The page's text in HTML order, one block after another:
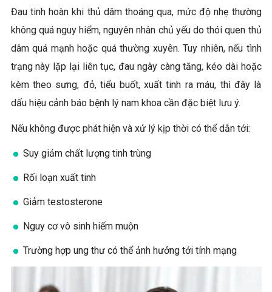
Đau tinh hoàn khi thủ dâm thoáng qua, mức độ nhẹ thường
không quá nguy hiểm, nguyên nhân chủ yếu do thói quen thủ
dâm quá mạnh hoặc quá thường xuyên. Tuy nhiên, nếu tình
trạng này lặp lại liên tục, đau ngày càng tăng, kéo dài hoặc
kèm theo sưng, đỏ, tiểu buốt, xuất tinh ra máu, thì đây là
dấu hiệu cảnh báo bệnh lý nam khoa cần đặc biệt lưu ý.
Nếu không được phát hiện và xử lý kịp thời có thể dẫn tới:
Suy giảm chất lượng tinh trùng
Rối loạn xuất tinh
Giảm testosterone
Nguy cơ vô sinh hiếm muộn
Trường hợp ung thư có thể ảnh hưởng tới tính mạng